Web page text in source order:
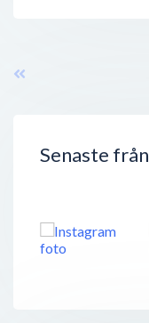
Senaste från